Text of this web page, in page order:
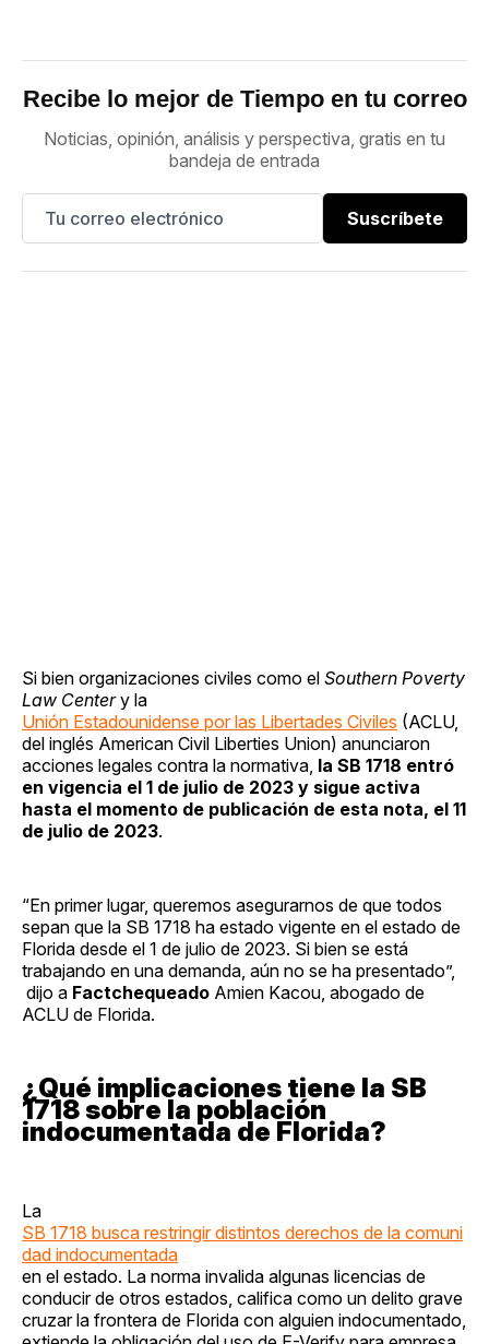
Recibe lo mejor de Tiempo en tu correo
Noticias, opinión, análisis y perspectiva, gratis en tu
bandeja de entrada
Suscríbete
Si bien organizaciones civiles como el Southern Poverty
Law Centery la
Unión Estadounidense por las Libertades Civiles (ACLU,
del inglés American Civil Liberties Union) anunciaron
acciones legales contra la normativa, la SB 1718 entró
en vigencia el 1 de julio de 2023 y sigue activa
hasta el momento de publicación de esta nota, el 11
de julio de 2023.
“En primer lugar, queremos asegurarnos de que todos
sepan que la SB 1718 ha estado vigente en el estado de
Florida desde el 1 de julio de 2023. Si bien se está
trabajando en una demanda, aún no se ha presentado”,
dijo a Factchequeado Amien Kacou, abogado de
ACLU de Florida.
¿Qué implicaciones tiene la SB
1718 sobre la población
indocumentada de Florida?
La
SB 1718 busca restringir distintos derechos de la comuni
dad indocumentada
en el estado. La norma invalida algunas licencias de
conducir de otros estados, califica como un delito grave
cruzar la frontera de Florida con alguien indocumentado,